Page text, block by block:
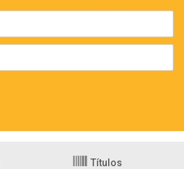
Títulos